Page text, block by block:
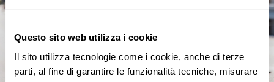
Questo sito web utilizza i cookie
Il sito utilizza tecnologie come i cookie, anche di terze
parti, al fine di garantire le funzionalità tecniche, misurare